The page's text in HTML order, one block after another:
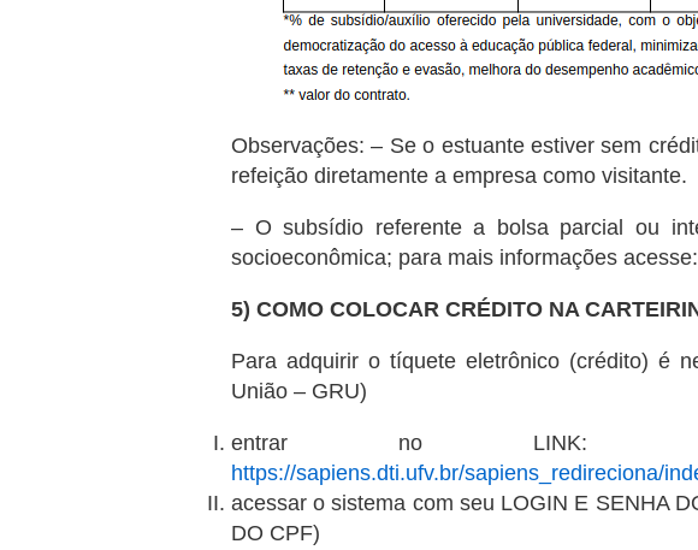
Observações: – Se o estuante estiver sem
refeição diretamente a empresa como visitante.
– O subsídio referente a bolsa parcial ou
socioeconômica; para mais informações acesse:
5) COMO COLOCAR CRÉDITO NA
Para adquirir o tíquete eletrônico (crédito) é
União – GRU)
entrar no LINK:
https://sapiens.dti.ufv.br/sapiens_redireciona/
acessar o sistema com seu LOGIN E SENHA
DO CPF)